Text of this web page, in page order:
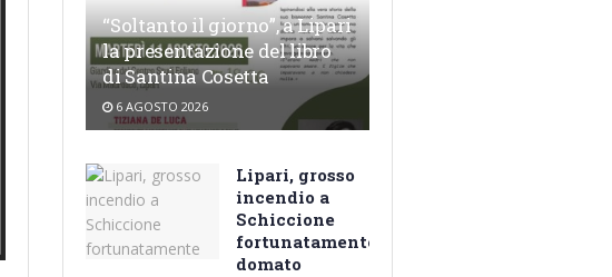
“Soltanto il giorno”, a Lipari
la presentazione del libro
di Santina Cosetta
6 AGOSTO 2026
Lipari, grosso
incendio a
Schiccione
fortunatamente
domato